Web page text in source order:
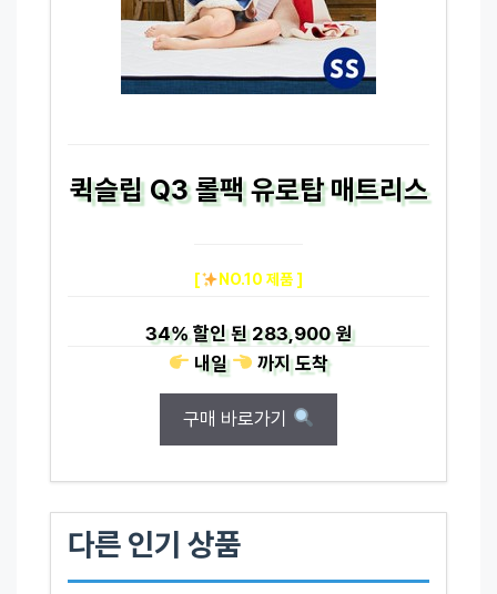
퀵슬립 Q3 롤팩 유로탑 매트리스
[ NO.10 제품 ]
34%할인 된283,900 원
내일
까지도착
구매 바로가기
다른 인기 상품